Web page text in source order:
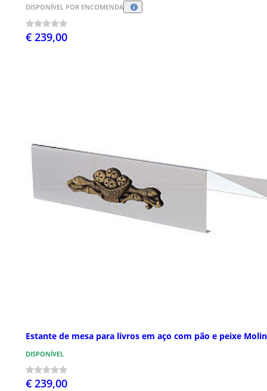
DISPONÍVEL POR ENCOMENDA
€ 239,00
Estante de mesa para livros em aço com pão e peixe
DISPONÍVEL
€ 239,00